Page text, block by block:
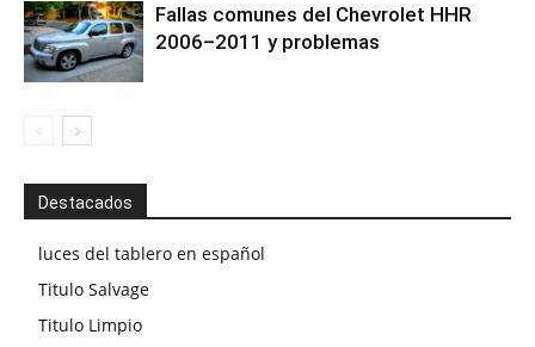
Fallas comunes del Chevrolet HHR
2006–2011 y problemas
Destacados
luces del tablero en español
Titulo Salvage
Titulo Limpio